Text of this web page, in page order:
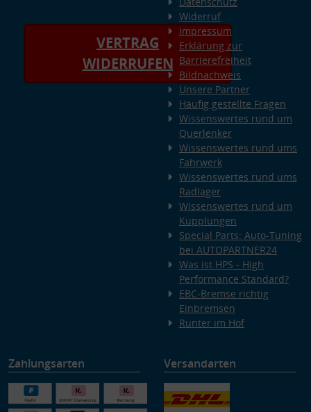
VERTRAG
WIDERRUFEN
Widerruf
Impressum
Erklärung zur
Barrierefreiheit
Bildnachweis
Unsere Partner
Häufig gestellte Fragen
Wissenswertes rund um
Querlenker
Wissenswertes rund ums
Fahrwerk
Wissenswertes rund ums
Radlager
Wissenswertes rund um
Kupplungen
Special Parts: Auto-Tuning
bei AUTOPARTNER24
Was ist HPS - High
Performance Standard?
EBC-Bremse richtig
Einbremsen
Runter im Hof
Zahlungsarten Versandarten